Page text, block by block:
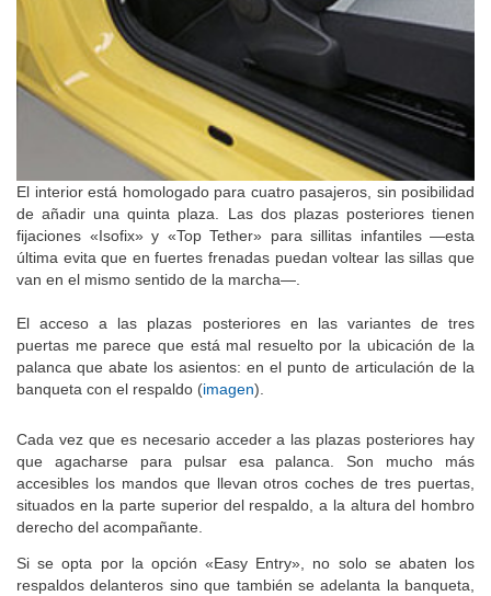
El interior está homologado para cuatro pasajeros, sin posibilidad
de añadir una quinta plaza. Las dos plazas posteriores tienen
fijaciones «Isofix» y «Top Tether» para sillitas infantiles —esta
última evita que en fuertes frenadas puedan voltear las sillas que
van en el mismo sentido de la marcha—.
El acceso a las plazas posteriores en las variantes de tres
puertas me parece que está mal resuelto por la ubicación de la
palanca que abate los asientos: en el punto de articulación de la
banqueta con el respaldo (imagen).
Cada vez que es necesario acceder a las plazas posteriores hay
que agacharse para pulsar esa palanca. Son mucho más
accesibles los mandos que llevan otros coches de tres puertas,
situados en la parte superior del respaldo, a la altura del hombro
derecho del acompañante.
Si se opta por la opción «Easy Entry», no solo se abaten los
respaldos delanteros sino que también se adelanta la banqueta,